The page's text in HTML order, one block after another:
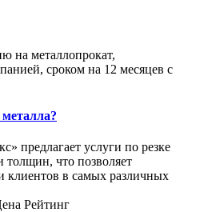
на металлопрокат,
сроком на 12 месяцев с
металла?
предлагает услуги по резке
толщин, что позволяет
клиентов в самых различных
Рейтинг